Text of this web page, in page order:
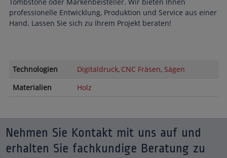
professionelle Entwicklung, Produktion und Service aus einer
Hand. Lassen Sie sich zu Ihrem Projekt beraten!
Technologien Digitaldruck CNC Fräsen Sägen
Materialien
Holz
Nehmen Sie Kontakt mit uns auf und
erhalten Sie fachkundige Beratung zu